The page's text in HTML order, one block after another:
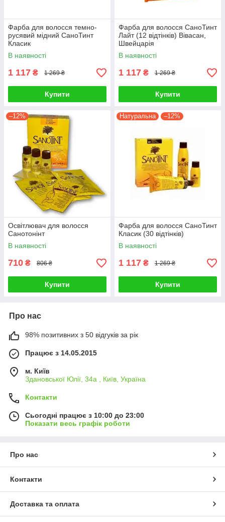
Фарба для волосся темно-
русявий мідний СаноТинт
Класик
В наявності
1 117 ₴ 1 269 ₴
Купити
Фарба для волосся СаноТинт
Лайт (12 відтінків) Вівасан,
Швейцарія
В наявності
1 117 ₴ 1 269 ₴
Купити
–12%
Освітлювач для волосся
Санотонінт
В наявності
710 ₴ 806 ₴
Купити
Натуральна –12%
Фарба для волосся СаноТинт
Класик (30 відтінків)
В наявності
1 117 ₴ 1 269 ₴
Купити
Про нас
98% позитивних з 50 відгуків за рік
Працює з 14.05.2015
м. Київ
Здановської Юлії, 34а , Київ, Україна
Контакти
Сьогодні працює з 10:00 до 23:00
Показати весь графік роботи
Про нас
Контакти
Доставка та оплата